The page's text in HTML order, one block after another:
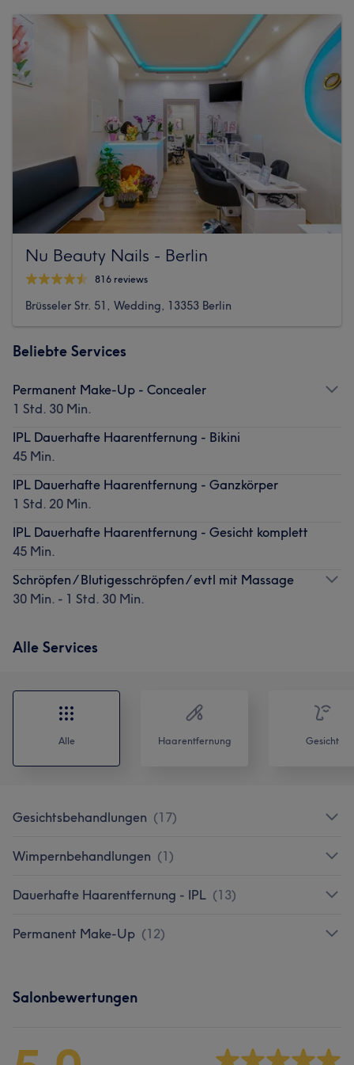
Nu Beauty Nails - Berlin
816 reviews
Brüsseler Str. 51, Wedding, 13353 Berlin
Beliebte Services
Permanent Make-Up - Concealer
1 Std. 30 Min.
IPL Dauerhafte Haarentfernung - Bikini
45 Min.
IPL Dauerhafte Haarentfernung - Ganzkörper
1 Std. 20 Min.
IPL Dauerhafte Haarentfernung - Gesicht komplett
45 Min.
Schröpfen / Blutigesschröpfen / evtl mit Massage
30 Min. - 1 Std. 30 Min.
Alle Services
Alle Haarentfernung Gesicht
Gesichtsbehandlungen (17)
Wimpernbehandlungen (1)
Dauerhafte Haarentfernung - IPL (13)
Permanent Make-Up (12)
Salonbewertungen